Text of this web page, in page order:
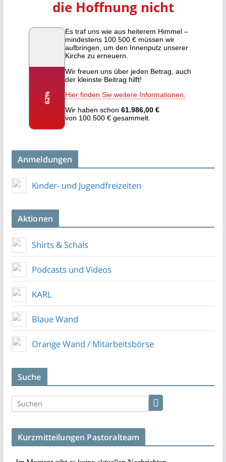
Anmeldungen
Kinder- und Jugendfreizeiten
Aktionen
Shirts & Schals
Podcasts und Videos
KARL
Blaue Wand
Orange Wand / Mitarbeitsbörse
Suche
Kurzmitteilungen Pastoralteam